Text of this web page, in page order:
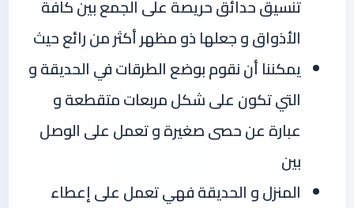
تنسيق حدائق حريصة على الجمع بين كافة
الأذواق و جعلها ذو مظهر أكثر من رائع حيث
يمكننا أن نقوم بوضع الطرقات في الحديقة و
التي تكون على شكل مربعات متقطعة و
عبارة عن حصى صغيرة و تعمل على الوصل
بين
المنزل و الحديقة فهي تعمل على إعطاء